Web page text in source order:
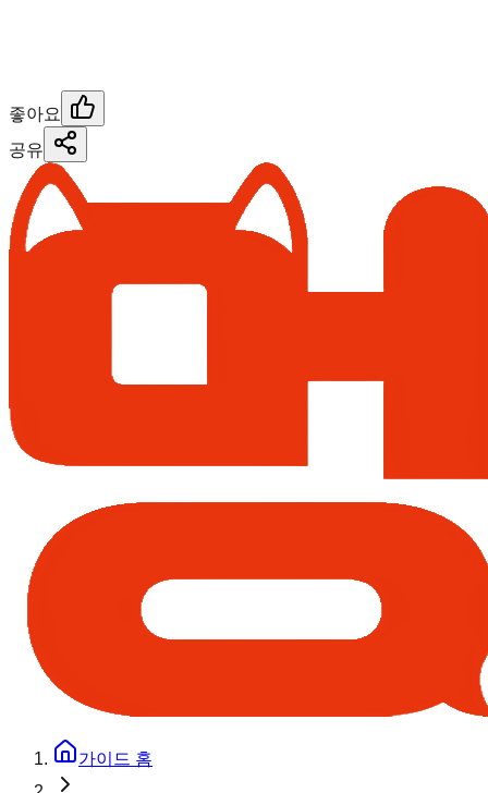
좋아요
공유
가이드 홈